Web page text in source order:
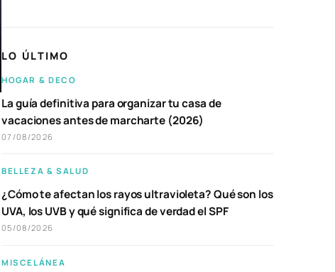
LO ÚLTIMO
HOGAR & DECO
La guía definitiva para organizar tu casa de
vacaciones antes de marcharte (2026)
07/08/2026
BELLEZA & SALUD
¿Cómo te afectan los rayos ultravioleta? Qué son los
UVA, los UVB y qué significa de verdad el SPF
05/08/2026
MISCELÁNEA